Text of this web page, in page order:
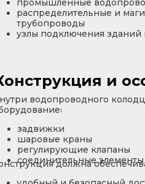
промышленные
распределительные и
трубопроводы
узлы подключения
водопроводного
задвижки
шаровые краны
регулирующие клапаны
соединительные элементы
должна
и